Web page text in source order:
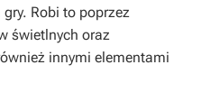
Robi to poprzez
świetlnych oraz
innymi elementami